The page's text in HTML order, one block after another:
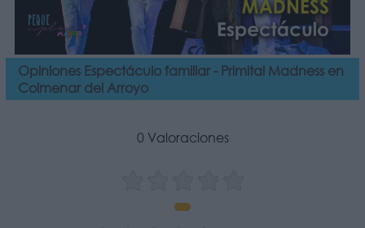
Opiniones Espectáculo familiar - Primital Madness en
Colmenar del Arroyo
0 Valoraciones